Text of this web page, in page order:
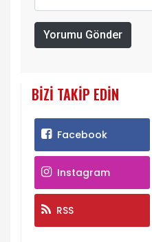
Yorumu Gönder
BIZI TAKIP EDIN
Facebook
Instagram
RSS